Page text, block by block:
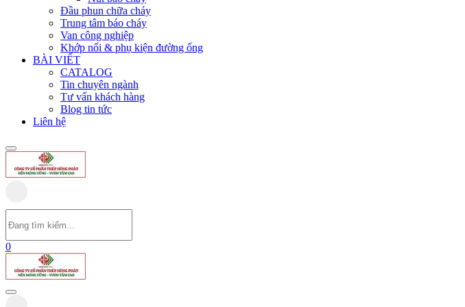
Đầu phun chữa cháy
Trung tâm báo cháy
Van công nghiệp
Khớp nối & phụ kiện đường ống
BÀI VIẾT
CATALOG
Tin chuyên ngành
Tư vấn khách hàng
Blog tin tức
Liên hệ
0